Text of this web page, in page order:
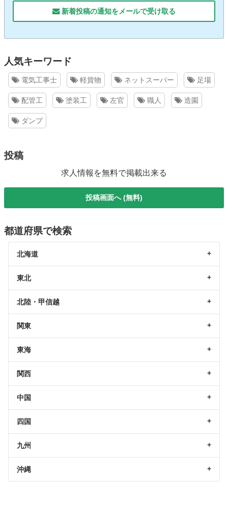
新着投稿の通知をメールで受け取る
人気キーワード
電気工事士 軽貨物 ネットスーパー 足場
配管工 塗装工 左官 職人 造園
ダンプ
投稿
求人情報を無料で掲載出来る
投稿画面へ (無料)
都道府県で検索
北海道
東北
北陸・甲信越
関東
東海
関西
中国
四国
九州
沖縄